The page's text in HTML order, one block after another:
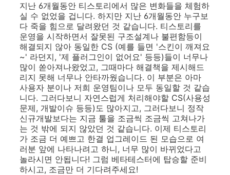
지난 6개월동안 티스토리에서 많은 변화들을 체험하
실 수 없었을 겁니다. 하지만 지난 6개월동안 누구보
다 죽을 힘으로 달려왔던 것 같습니다. 티스토리를
운영을 시작하면서 잘못된 구조설계나 불편함등이
해결되지 않아 동일한 CS (예를 들면 '스킨이 깨져요
~' 라던지, '제 플러그인이 없어요' 등등)들이 너무나
많이 쏟아져나왔었고, 그때마다 해결책을 제시해드
리지 못해 너무나 안타까웠습니다. 이 부분은 아마
사용자 분이나 저희 운영팀이나 모두 동일할 것 같습
니다. 그러다보니 자연스럽게 처리해야할 CS(사용성
문제, 개발이슈 등등)도 많아지고, 그러다보니 정작
신규개발보다는 지금 툴을 조금씩 조금씩 고쳐나가
는 것 밖에 되지 않았던 것 같습니다. 이제 티스토리
가 조금 더 예쁘고 한결 업그레이드 된 모습으로 여
러분 앞에 나타나려고 하니, 너무 많이 바뀌었다고
놀라시면 안됩니다! 그럼 베타테스터에 탑승할 준비
하시고, 조금만 더 기다려주세요!